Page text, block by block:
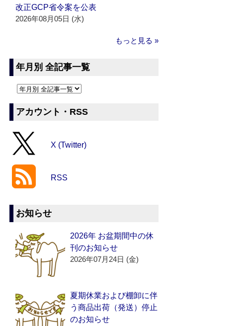
改正GCP省令案を公表
2026年08月05日 (水)
もっと見る »
年月別 全記事一覧
アカウント・RSS
X (Twitter)
RSS
お知らせ
2026年 お盆期間中の休
刊のお知らせ
2026年07月24日 (金)
夏期休業および棚卸に伴
う商品出荷（発送）停止
のお知らせ